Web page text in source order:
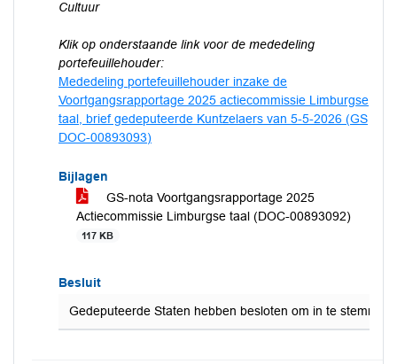
Cultuur
Klik op onderstaande link voor de mededeling
portefeuillehouder:
Mededeling portefeuillehouder inzake de
Voortgangsrapportage 2025 actiecommissie Limburgse
taal, brief gedeputeerde Kuntzelaers van 5-5-2026 (GS
DOC-00893093)
Bijlagen
GS-nota Voortgangsrapportage 2025
Actiecommissie Limburgse taal (DOC-00893092)
117 KB
Besluit
Gedeputeerde Staten hebben besloten om in te